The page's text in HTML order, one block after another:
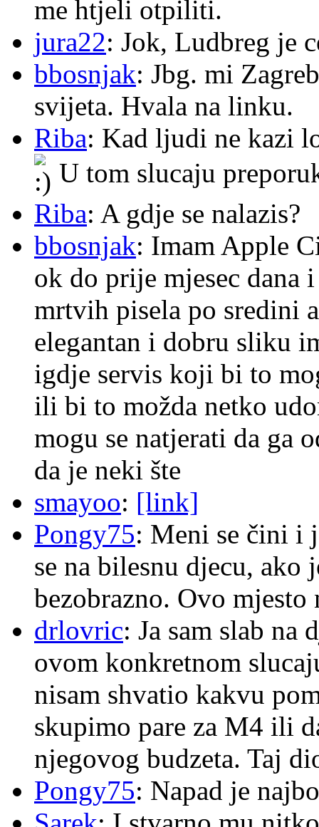
me htjeli otpiliti.
jura22: Jok, Ludbreg je
bbosnjak: Jbg. mi
svijeta. Hvala na linku.
Riba: Kad ljudi ne kazi
U tom slucaju
Riba: A gdje se nalazis?
bbosnjak: Imam Apple
ok do prije mjesec dana
mrtvih pisela po sredini
elegantan i dobru sliku
igdje servis koji bi to
ili bi to možda netko
mogu se natjerati da ga
da je neki šte
smayoo: [link]
Pongy75: Meni se čini i
se na bilesnu djecu, ako
bezobrazno. Ovo
drlovric: Ja sam slab na
ovom konkretnom
nisam shvatio kakvu
skupimo pare za M4 ili
njegovog budzeta. Taj
Pongy75: Napad je